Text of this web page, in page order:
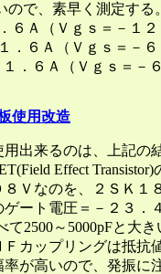
ので、素早く測定する
６Ａ（Ｖｇｓ＝－１
．６Ａ（Ｖｇｓ＝－
．６Ａ（Ｖｇｓ＝－
使用改造
出来るのは、上記
Effect
Ｖなのを、２ＳＫ
ート電圧＝－２３
て2500～5000pFと大
カップリングは抵抗
が高いので、発振